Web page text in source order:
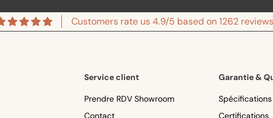
Customers rate us 4.9/5 based on 1262
Service client
Prendre RDV Showroom
Contact
Garantie &
Certifications